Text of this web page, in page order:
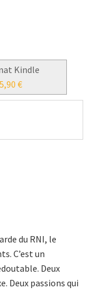
Kindle
5,90€
du RNI, le
C’est un
Deux
Deux passions qui